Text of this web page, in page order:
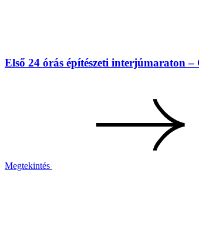
Első 24 órás építészeti interjúmaraton
Megtekintés